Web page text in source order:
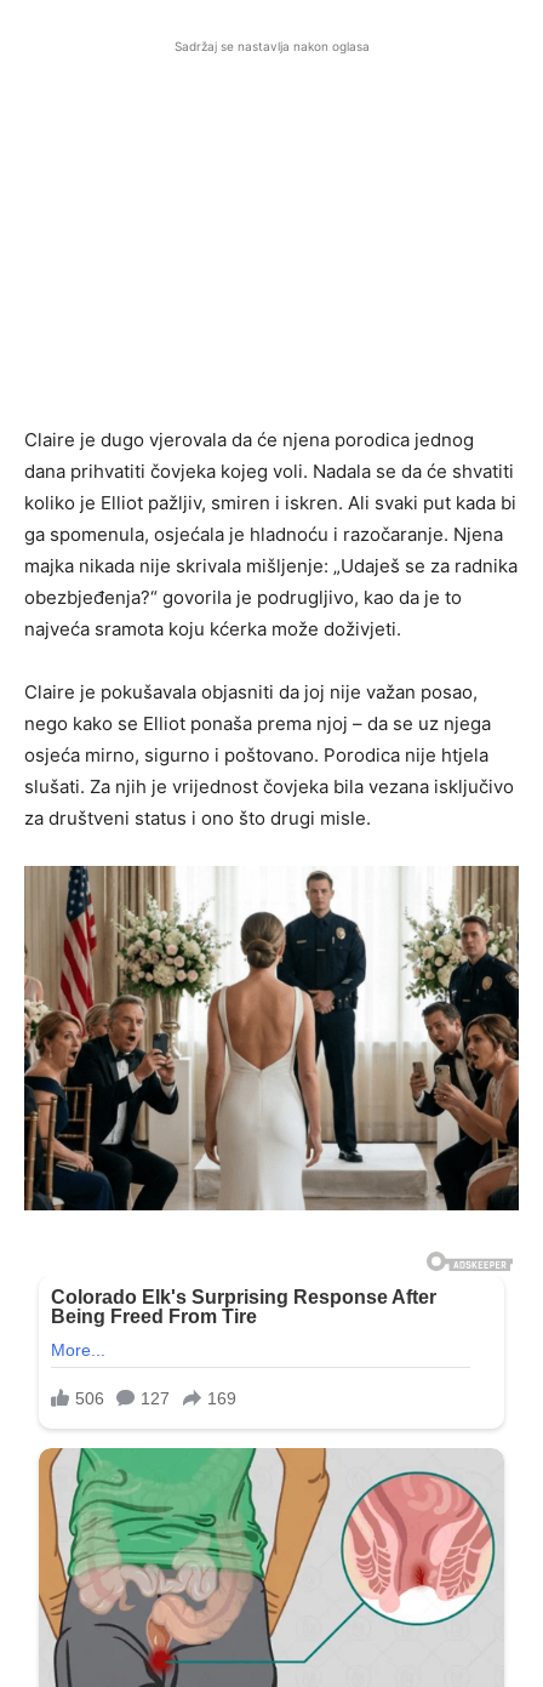
Sadržaj se nastavlja nakon oglasa
Claire je dugo vjerovala da će njena porodica jednog
dana prihvatiti čovjeka kojeg voli. Nadala se da će shvatiti
koliko je Elliot pažljiv, smiren i iskren. Ali svaki put kada bi
ga spomenula, osjećala je hladnoću i razočaranje. Njena
majka nikada nije skrivala mišljenje: „Udaješ se za radnika
obezbjeđenja?“ govorila je podrugljivo, kao da je to
najveća sramota koju kćerka može doživjeti.
Claire je pokušavala objasniti da joj nije važan posao,
nego kako se Elliot ponaša prema njoj – da se uz njega
osjeća mirno, sigurno i poštovano. Porodica nije htjela
slušati. Za njih je vrijednost čovjeka bila vezana isključivo
za društveni status i ono što drugi misle.